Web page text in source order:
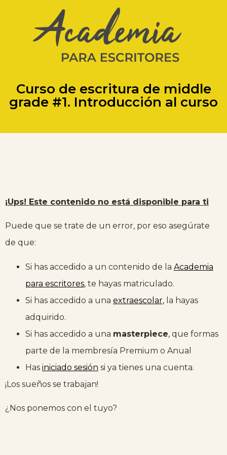
Curso de escritura de middle
grade #1. Introducción al curso
¡Ups! Este contenido no está disponible para ti
Puede que se trate de un error, por eso asegúrate
de que:
Si has accedido a un contenido de la Academia
para escritores, te hayas matriculado.
Si has accedido a una extraescolar, la hayas
adquirido.
Si has accedido a una masterpiece, que formas
parte de la membresía Premium o Anual
Has iniciado sesión si ya tienes una cuenta.
¡Los sueños se trabajan!
¿Nos ponemos con el tuyo?